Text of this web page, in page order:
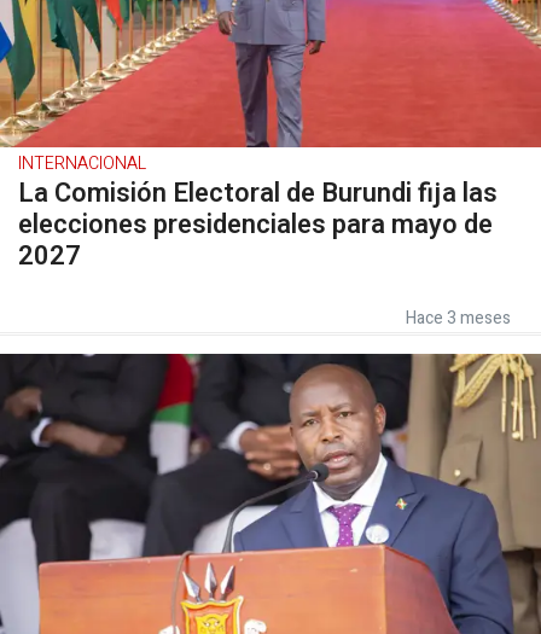
INTERNACIONAL
La Comisión Electoral de Burundi fija las
elecciones presidenciales para mayo de
2027
Hace 3 meses